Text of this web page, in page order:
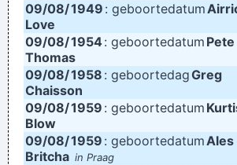
I personally donated $2,500 to
Normally I don´ t like to tell how
whom, but I felt sometimes it´ s
hopes that others will feel inspired to
Of course, I want to sell this record -
09/08/1949 : geboortedatum
Love
09/08/1954: geboortedatum Pete
Thomas
09/08/1958 : geboortedagGreg
Chaisson
09/08/1959 : geboortedatum
Blow
09/08/1959 : geboortedatumAles
Britcha in Praag